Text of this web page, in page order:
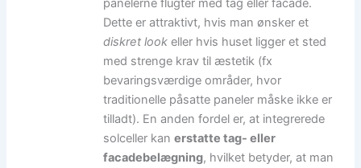
panelerne flugter med tag eller facade.
Dette er attraktivt, hvis man ønsker et
diskret look eller hvis huset ligger et sted
med strenge krav til æstetik (fx
bevaringsværdige områder, hvor
traditionelle påsatte paneler måske ikke er
tilladt). En anden fordel er, at integrerede
solceller kanerstatte tag- eller
facadebelægning, hvilket betyder, at man